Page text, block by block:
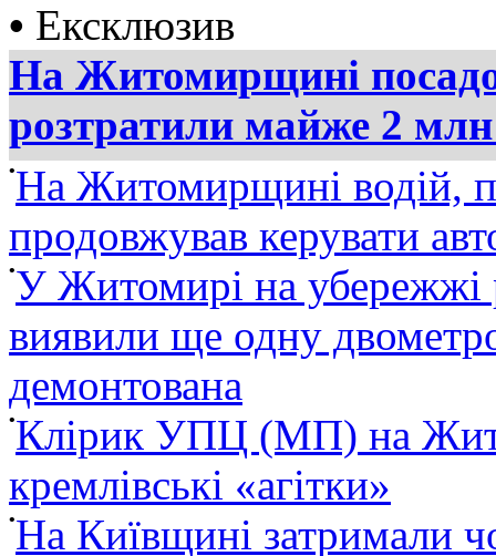
• Ексклюзив
На Житомирщині
розтратили майже 2
•На Житомирщині водій,
продовжував керувати
•У Житомирі на убережжі
виявили ще одну
демонтована
•Клірик УПЦ (МП) на
кремлівські «агітки»
•На Київщині затримали